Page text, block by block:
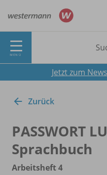
MENÜ
Jetzt zum
Zurück
PASSWORT
Sprachbuch
Arbeitsheft 4